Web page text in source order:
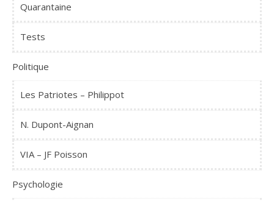
Quarantaine
Tests
Politique
Les Patriotes – Philippot
N. Dupont-Aignan
VIA – JF Poisson
Psychologie